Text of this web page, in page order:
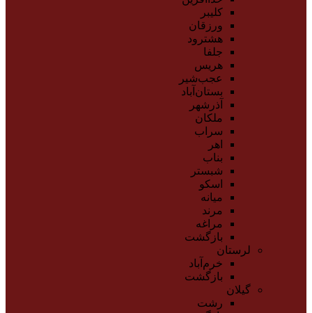
کلیبر
ورزقان
هشترود
جلفا
هریس
عجب‌شیر
بستان‌آباد
آذرشهر
ملکان
سراب
اهر
بناب
شبستر
اسکو
میانه
مرند
مراغه
بازگشت
لرستان
خرم‌آباد
بازگشت
گیلان
رشت